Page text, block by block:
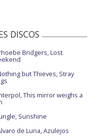
DISCOS
Bridgers, Lost
but Thieves, Stray
This mirror weighs a
Sunshine
de Luna, Azulejos